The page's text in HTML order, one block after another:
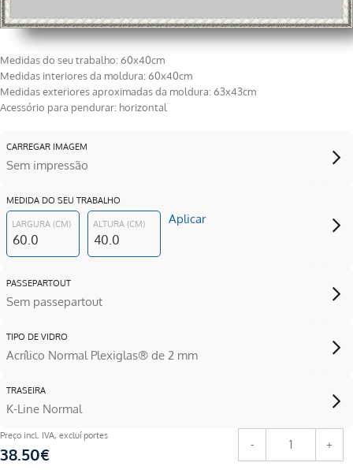
Medidas do seu trabalho: 60x40cm
Medidas interiores da moldura: 60x40cm
Medidas exteriores aproximadas da moldura: 63x43cm
Acessório para pendurar: horizontal
CARREGAR IMAGEM
Sem impressão
MEDIDA DO SEU TRABALHO
LARGURA (CM) ALTURA (CM) Aplicar
PASSEPARTOUT
Sem passepartout
TIPO DE VIDRO
Acrílico Normal Plexiglas® de 2 mm
TRASEIRA
K-Line Normal
Preço incl. IVA, excluí portes
38.50€